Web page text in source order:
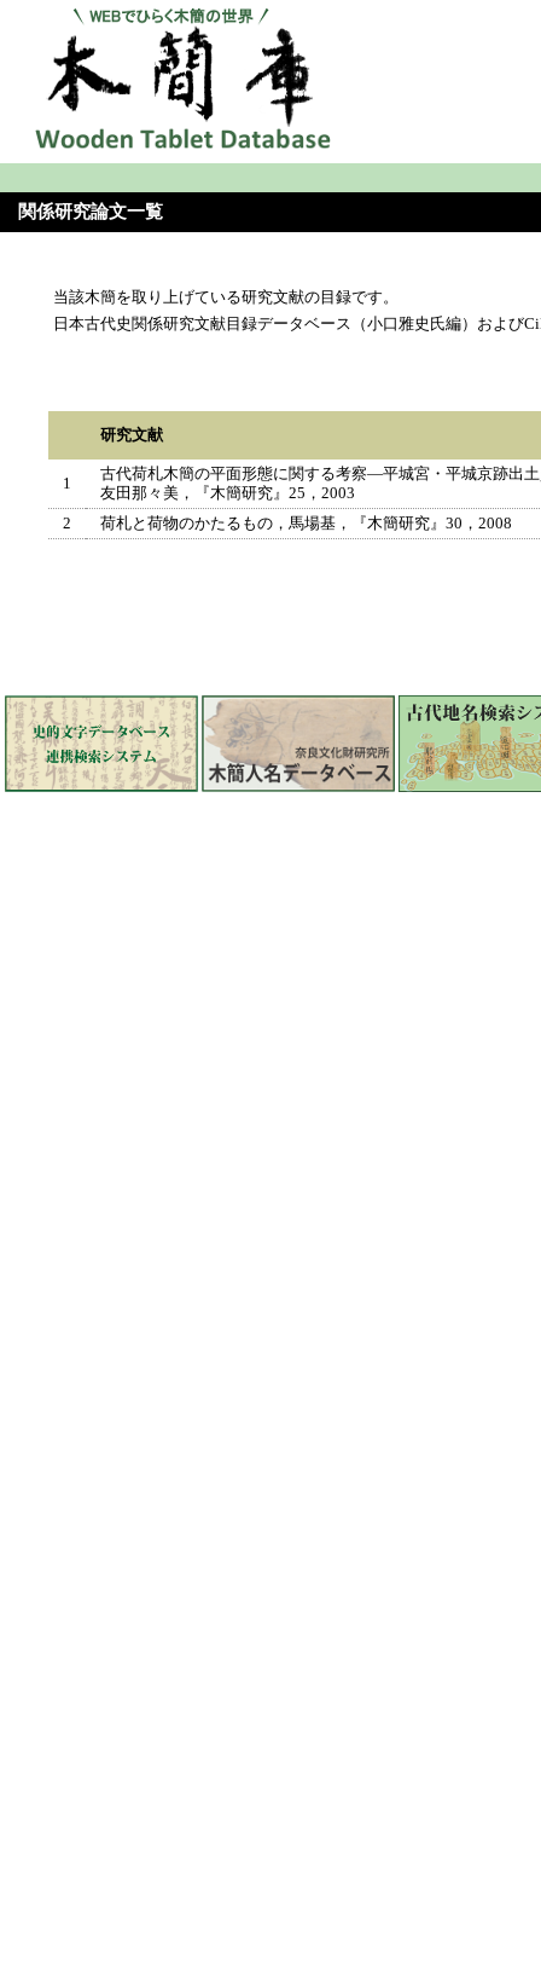
関係研究論文一覧
当該木簡を取り上げている研究文献の目録です。
日本古代史関係研究文献目録データベース（小口雅史氏編）およ
研究文献
1
古代荷札木簡の平面形態に関する考察―平城宮・平城京跡出
友田那々美，『木簡研究』25，2003
2
荷札と荷物のかたるもの，馬場基，『木簡研究』30，2008